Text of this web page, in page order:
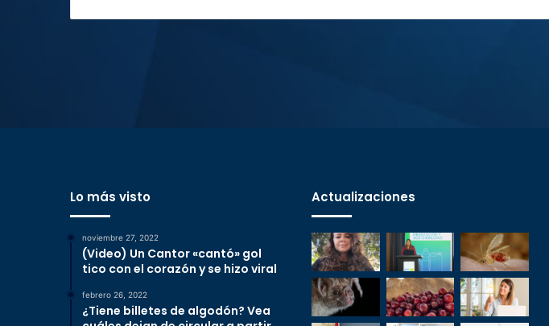
Lo más visto
noviembre 27, 2022
(Video) Un Cantor «cantó» gol
tico con el corazón y se hizo viral
febrero 26, 2022
¿Tiene billetes de algodón? Vea
Actualizaciones